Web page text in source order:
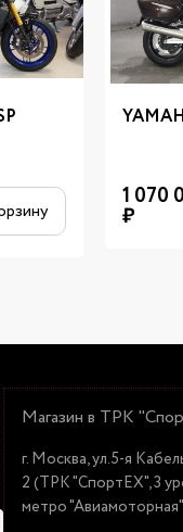
1 070
₽
Магазин в ТРК
г. Москва, ул.5-я
2 (ТРК "СпортЕХ", 3
метро "Авиамоторная"